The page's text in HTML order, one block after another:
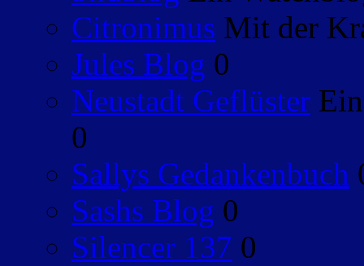
Citronimus Mit der
Jules Blog 0
Neustadt Geflüster
0
Sallys Gedankenbuch
Sashs Blog 0
Silencer 137 0